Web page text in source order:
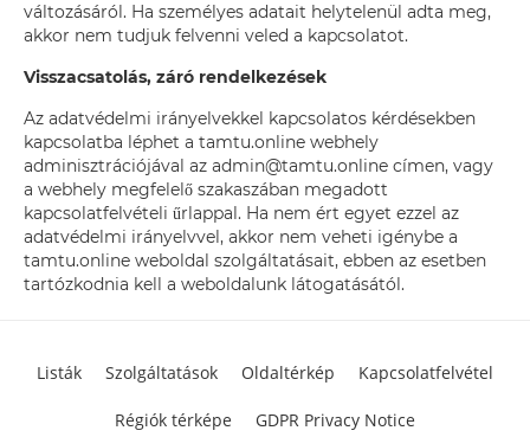
változásáról. Ha személyes adatait helytelenül adta meg,
akkor nem tudjuk felvenni veled a kapcsolatot.
Visszacsatolás, záró rendelkezések
Az adatvédelmi irányelvekkel kapcsolatos kérdésekben
kapcsolatba léphet a tamtu.online webhely
adminisztrációjával az admin@tamtu.online címen, vagy
a webhely megfelelő szakaszában megadott
kapcsolatfelvételi űrlappal. Ha nem ért egyet ezzel az
adatvédelmi irányelvvel, akkor nem veheti igénybe a
tamtu.online weboldal szolgáltatásait, ebben az esetben
tartózkodnia kell a weboldalunk látogatásától.
Listák Szolgáltatások Oldaltérkép Kapcsolatfelvétel
Régiók térképe GDPR Privacy Notice